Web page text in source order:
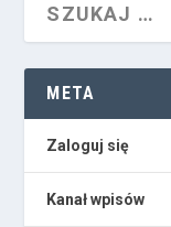
META
Zaloguj się
Kanał wpisów